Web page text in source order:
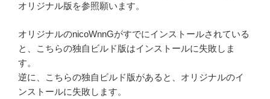
オリジナル版を参照願います。
オリジナルのnicoWnnGがすでにインストールされている
と、こちらの独自ビルド版はインストールに失敗しま
す。
逆に、こちらの独自ビルド版があると、オリジナルのイ
ンストールに失敗します。